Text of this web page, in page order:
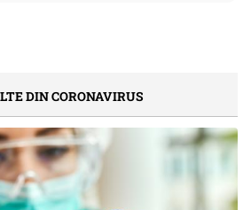
DIN CORONAVIRUS